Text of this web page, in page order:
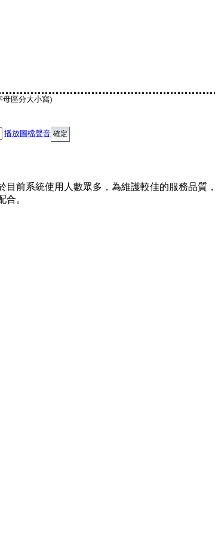
母區分大小寫)
播放圖檔聲音
目前系統使用人數眾多，為維護較佳的服務品質
合。